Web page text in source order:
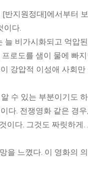
반지원정대]에서부터
이다.
늘 비가시화되고 억압
로도를 샘이 물에 빠
강압적 이성애 사회만
수 있는 부분이기도
다. 전쟁영화 같은 경우
이다. 그것도 짜릿하게.
을 느꼈다. 이 영화의